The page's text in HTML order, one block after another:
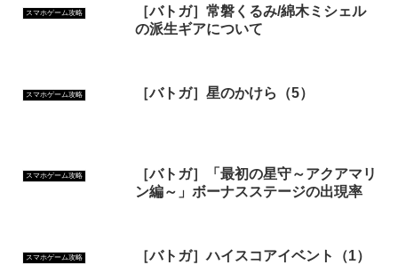
スマホゲーム攻略
［バトガ］常磐くるみ/綿木ミシェル
の派生ギアについて
スマホゲーム攻略 ［バトガ］星のかけら（5）
スマホゲーム攻略
［バトガ］「最初の星守～アクアマリ
ン編～」ボーナスステージの出現率
スマホゲーム攻略 ［バトガ］ハイスコアイベント（1）